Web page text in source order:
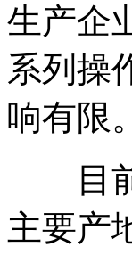
生产企
系列操
响有限
目前
主要产